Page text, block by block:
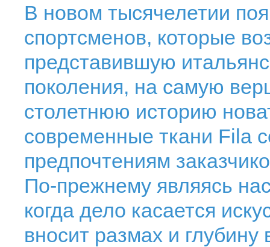
В новом тысячелетии
спортсменов, которые
представившую
поколения, на самую
столетнюю историю
современные ткани Fila
предпочтениям
По-прежнему являясь
когда дело касается
вносит размах и